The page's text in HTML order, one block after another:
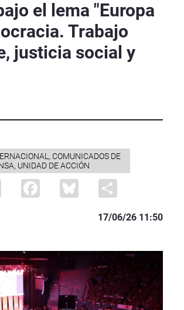
el lema "Europa
Trabajo
justicia social y
COMUNICADOS DE
UNIDAD DE ACCIÓN
X Facebook Bluesky
17/06/26 11:50